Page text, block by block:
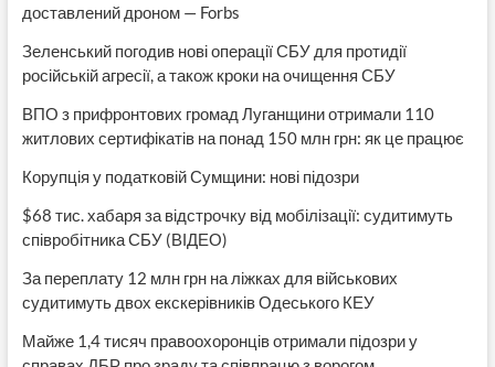
доставлений дроном — Forbs
Зеленський погодив нові операції СБУ для протидії
російській агресії, а також кроки на очищення СБУ
ВПО з прифронтових громад Луганщини отримали 110
житлових сертифікатів на понад 150 млн грн: як це працює
Корупція у податковій Сумщини: нові підозри
$68 тис. хабаря за відстрочку від мобілізації: судитимуть
співробітника СБУ (ВІДЕО)
За переплату 12 млн грн на ліжках для військових
судитимуть двох екскерівників Одеського КЕУ
Майже 1,4 тисяч правоохоронців отримали підозри у